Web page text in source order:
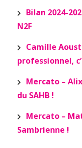
Bilan 2024-
N2F
Camille
professionnel,
Mercato –
du SAHB !
Mercato –
Sambrienne !